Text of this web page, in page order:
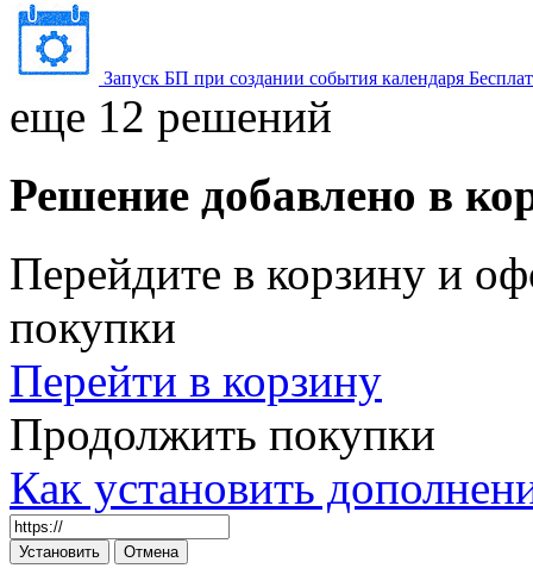
Запуск БП при создании события календаря
еще 12 решений
Решение добавлено в
Перейдите в корзину и
покупки
Перейти в корзину
Продолжить покупки
Как установить